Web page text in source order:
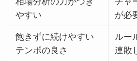
やすい
が必
飽きずに続けやすい
テンポの良さ
ルー
連敗